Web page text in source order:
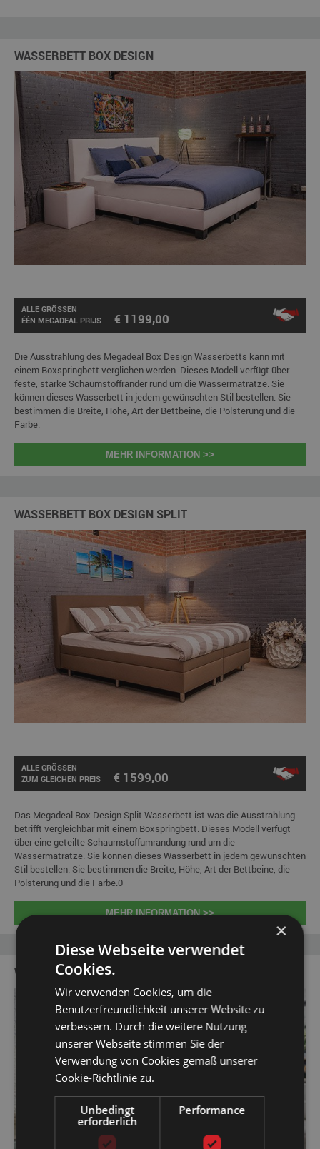
WASSERBETT BOX DESIGN
ALLE GRÖSSEN
ÉÉN MEGADEAL PRIJS
€ 1199,00
Die Ausstrahlung des Megadeal Box Design Wasserbetts kann mit
einem Boxspringbett verglichen werden. Dieses Modell verfügt über
feste, starke Schaumstoffränder rund um die Wassermatratze. Sie
können dieses Wasserbett in jedem gewünschten Stil bestellen. Sie
bestimmen die Breite, Höhe, Art der Bettbeine, die Polsterung und die
Farbe.
MEHR INFORMATION >>
WASSERBETT BOX DESIGN SPLIT
ALLE GRÖSSEN
ZUM GLEICHEN PREIS
€ 1599,00
Das Megadeal Box Design Split Wasserbett ist was die Ausstrahlung
betrifft vergleichbar mit einem Boxspringbett. Dieses Modell verfügt
über eine geteilte Schaumstoffumrandung rund um die
Wassermatratze. Sie können dieses Wasserbett in jedem gewünschten
Stil bestellen. Sie bestimmen die Breite, Höhe, Art der Bettbeine, die
Polsterung und die Farbe.0
MEHR INFORMATION >>
WASSERBETT MIT MASSIVHOLZ BETTRAHMEN
×
Diese Webseite verwendet
Cookies.
Wir verwenden Cookies, um die
Benutzerfreundlichkeit unserer Website zu
verbessern. Durch die weitere Nutzung
unserer Webseite stimmen Sie der
Verwendung von Cookies gemäß unserer
Cookie-Richtlinie zu.
Unbedingt
erforderlich
Performance